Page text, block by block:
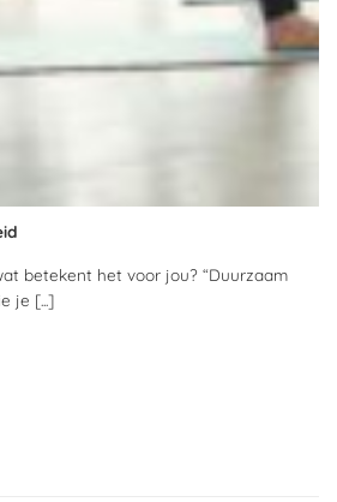
betekent het voor jou? “Duurzaam
je [...]